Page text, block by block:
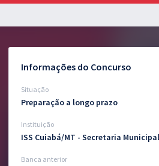
Informações do Concurso
Situação
Preparação a longo prazo
Instituição
ISS Cuiabá/MT - Secretaria
Banca anterior